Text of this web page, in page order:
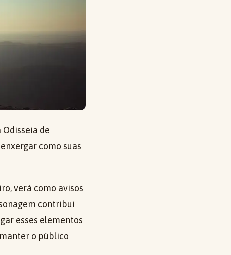
de
como suas
verá como avisos
contribui
esses elementos
o público